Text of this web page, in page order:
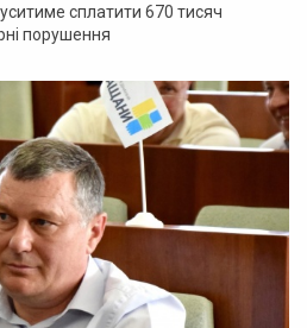
сплатити 670 тисяч
порушення